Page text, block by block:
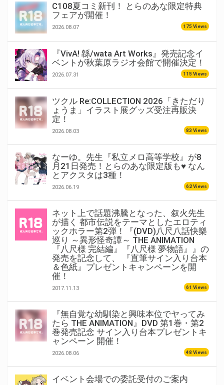
C108夏コミ新刊！ とらのあな限定特典
フェアが開催！
2026.08.07 175 Views
『VivA! 緜/wata Art Works』発売記念イ
ベントが秋葉原ラジオ会館で開催決定！
2026.07.31 115 Views
ツクル Re:COLLECTION 2026「きただり
ょうま」イラスト展グッズ受注再販決
定！
2026.08.03 83 Views
なーゆ。先生『私立メロ高等学校』が8
月21日発売！とらのあな限定版も♥ なん
とアクスタは3種！
2026.06.19 62 Views
ネット上で話題沸騰となった、叙火先生
が描く 都市伝説をテーマとしたエロティ
ックホラー第2弾！『(DVD)八尺八話快樂
巡り ～異形怪奇譚～ THE ANIMATION
『八尺様 完結編』『八尺様 夢物語』』の
発売を記念して、 『直筆サイン入り台本
＆色紙』プレゼントキャンペーンを開
催！
2017.11.13 61 Views
『無自覚な幼馴染と興味本位でヤってみ
たら THE ANIMATION』DVD 第1巻・第2
巻発売記念 サイン入り台本プレゼントキ
ャンペーン 開催！
2026.08.06 48 Views
イベント会場での委託受付のご案内